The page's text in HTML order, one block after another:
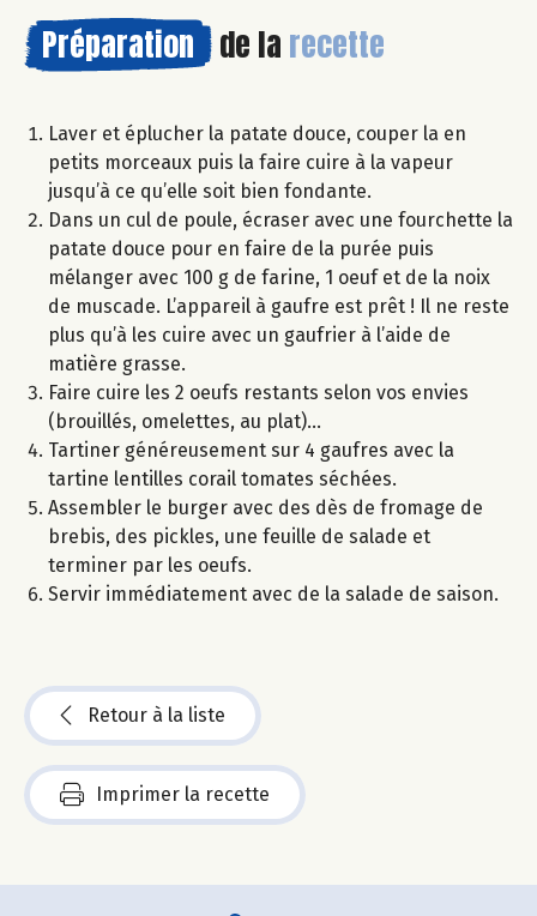
Préparation de la recette
Laver et éplucher la patate douce, couper la en
petits morceaux puis la faire cuire à la vapeur
jusqu’à ce qu’elle soit bien fondante.
Dans un cul de poule, écraser avec une fourchette la
patate douce pour en faire de la purée puis
mélanger avec 100 g de farine, 1 oeuf et de la noix
de muscade. L’appareil à gaufre est prêt ! Il ne reste
plus qu’à les cuire avec un gaufrier à l’aide de
matière grasse.
Faire cuire les 2 oeufs restants selon vos envies
(brouillés, omelettes, au plat)…
Tartiner généreusement sur 4 gaufres avec la
tartine lentilles corail tomates séchées.
Assembler le burger avec des dès de fromage de
brebis, des pickles, une feuille de salade et
terminer par les oeufs.
Servir immédiatement avec de la salade de saison.
Retour à la liste
Imprimer la recette